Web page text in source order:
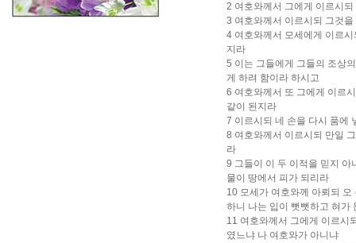
2 여호와께서 그에게 이르시
3 여호와께서 이르시되 그것
4 여호와께서 모세에게 이르
지라
5 이는 그들에게 그들의 조상
게 하려 함이라 하시고
6 여호와께서 또 그에게 이르
같이 된지라
7 이르시되 네 손을 다시 품에
8 여호와께서 이르시되 만일
라
9 그들이 이 두 이적을 믿지 아
물이 땅에서 피가 되리라
10 모세가 여호와께 아뢰되
하니 나는 입이 뻣뻣하고 혀가
11 여호와께서 그에게 이르시
였느냐 나 여호와가 아니냐